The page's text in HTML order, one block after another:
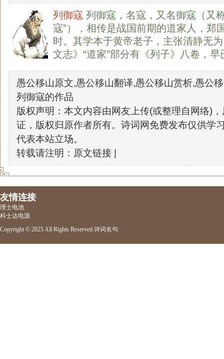
列御寇 列御寇，名寇，又名御寇（又
寇”），相传是战国前期的道家人，郑
时。其学本于黄帝老子，主张清静无
文志》“道家”部分有《列子》八卷，
愚公移山原文,愚公移山翻译,愚公移山赏析,愚公
列御寇的作品
版权声明：本文内容由网友上传(或整理自网络)
证，版权归原作者所有。诗词网免费发布仅供学
代表本站立场。
转载请注明：原文链接 |
友情连接
理士电池
科士达电源
Copyright © 2025 All Rights Reserved.诗词名句